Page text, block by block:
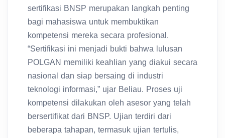
sertifikasi BNSP merupakan langkah penting
bagi mahasiswa untuk membuktikan
kompetensi mereka secara profesional.
“Sertifikasi ini menjadi bukti bahwa lulusan
POLGAN memiliki keahlian yang diakui secara
nasional dan siap bersaing di industri
teknologi informasi,” ujar Beliau. Proses uji
kompetensi dilakukan oleh asesor yang telah
bersertifikat dari BNSP. Ujian terdiri dari
beberapa tahapan, termasuk ujian tertulis,